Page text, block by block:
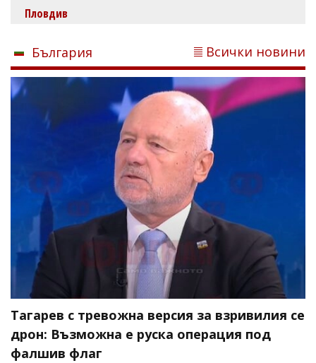
Пловдив
България Всички новини
Тагарев с тревожна версия за взривилия се
дрон: Възможна е руска операция под
фалшив флаг